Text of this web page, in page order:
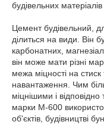
будівельних матеріалів
Цемент будівельний,
ділиться на види. Він
карбонатних,
він може мати різні
межа міцності на
навантаження. Чим
міцнішими і
марки M-600
об'єктів, будівництві